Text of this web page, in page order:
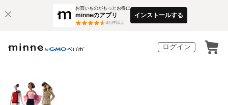
お買いものがもっとお得に
minneのアプリ
3万件以上
インストールする
ログイン